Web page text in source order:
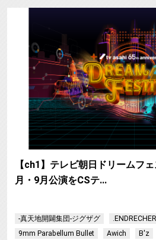
【ch1】テレビ朝日ドリームフ
月・9月公演をCSテ…
-真天地開闢集団-ジグザグ
9mm Parabellum Bullet
Awich B'z